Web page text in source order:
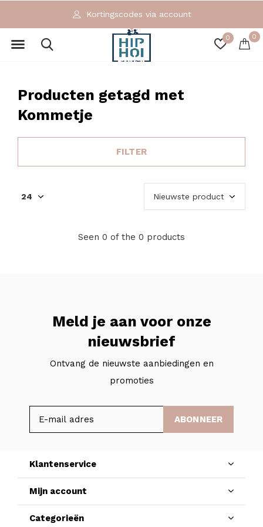
0 0
Kortingscodes via account
Producten getagd met
Kommetje
FILTER
Seen 0 of the 0 products
Meld je aan voor onze
nieuwsbrief
Ontvang de nieuwste aanbiedingen en
promoties
ABONNEER
Klantenservice
Mijn account
Categorieën